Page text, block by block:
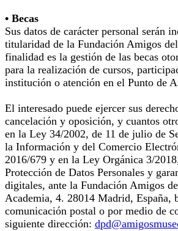
• Becas
Sus datos de carácter personal serán
titularidad de la Fundación Amigos
finalidad es la gestión de las becas
para la realización de cursos,
institución o atención en el Punto de
El interesado puede ejercer sus
cancelación y oposición, y cuantos
en la Ley 34/2002, de 11 de julio de
la Información y del Comercio
2016/679 y en la Ley Orgánica 3/
Protección de Datos Personales y
digitales, ante la Fundación Amigos
Academia, 4. 28014 Madrid, España,
comunicación postal o por medio de
siguiente dirección: